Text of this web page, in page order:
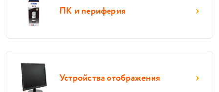
ПК и периферия
Устройства отображения